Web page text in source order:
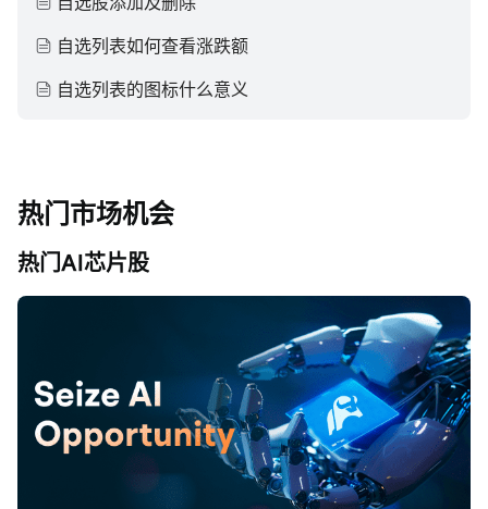
自选列表如何查看涨跌额
自选列表的图标什么意义
热门市场机会
热门AI芯片股